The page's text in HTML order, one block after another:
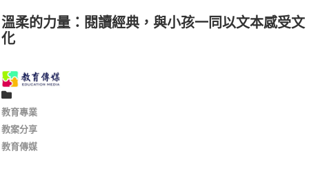
溫柔的力量：閱讀經典，與小孩一同以文本感受文
化
教育專業
教案分享
教育傳媒